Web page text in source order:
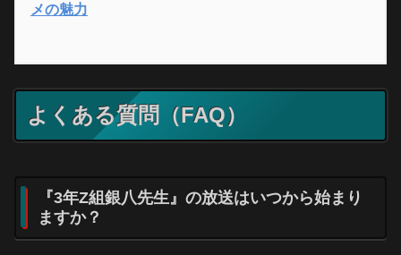
メの魅力
よくある質問（FAQ）
『3年Z組銀八先生』の放送はいつから始まり
ますか？